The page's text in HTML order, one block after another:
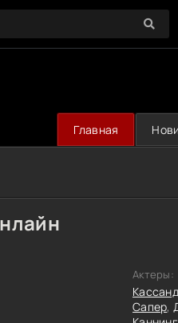
Главная
Актеры:
Сапер,